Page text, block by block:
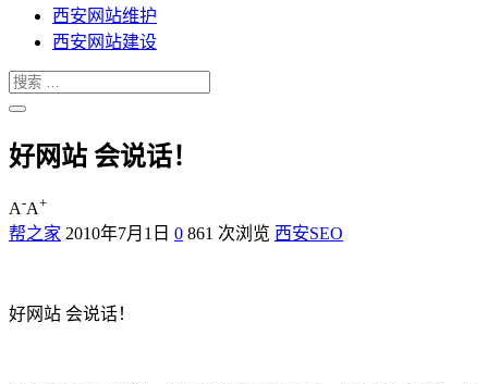
西安网站维护
西安网站建设
好网站 会说话！
A-A+
帮之家 2010年7月1日 0 861 次浏览 西安SEO
好网站 会说话！